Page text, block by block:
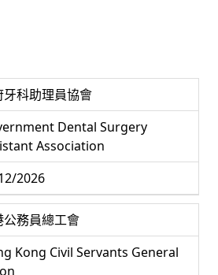
牙科助理員協會
Dental Surgery
Association
2026
公務員總工會
Kong Civil Servants General